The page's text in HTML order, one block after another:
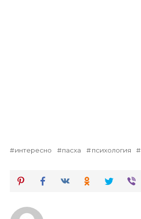
интересно пасха психология